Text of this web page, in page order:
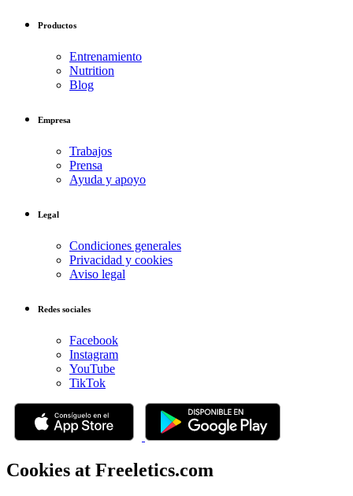
Productos
Entrenamiento
Nutrition
Blog
Empresa
Trabajos
Prensa
Ayuda y apoyo
Legal
Condiciones generales
Privacidad y cookies
Aviso legal
Redes sociales
Facebook
Instagram
YouTube
TikTok
Cookies at Freeletics.com